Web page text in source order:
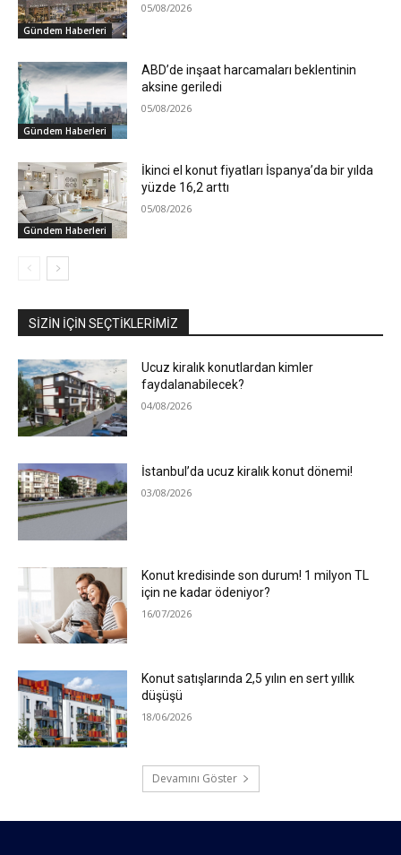
Gündem Haberleri
05/08/2026
Gündem Haberleri
ABD’de inşaat harcamaları beklentinin
aksine geriledi
05/08/2026
Gündem Haberleri
İkinci el konut fiyatları İspanya’da bir yılda
yüzde 16,2 arttı
05/08/2026
SIZIN İÇIN SEÇTIKLERIMIZ
Ucuz kiralık konutlardan kimler
faydalanabilecek?
04/08/2026
İstanbul’da ucuz kiralık konut dönemi!
03/08/2026
Konut kredisinde son durum! 1 milyon TL
için ne kadar ödeniyor?
16/07/2026
Konut satışlarında 2,5 yılın en sert yıllık
düşüşü
18/06/2026
Devamını Göster